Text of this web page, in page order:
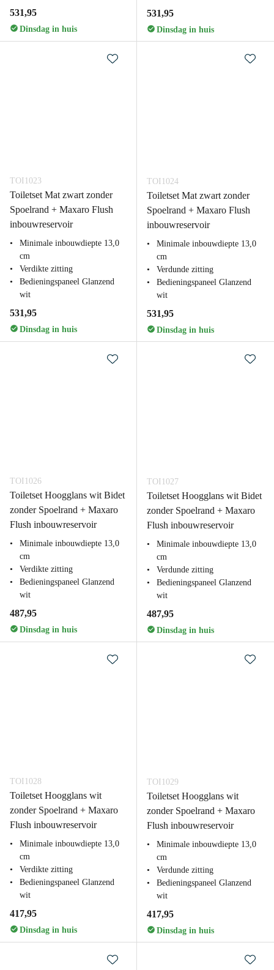
531,95
Dinsdag in huis
531,95
Dinsdag in huis
TOI1023
Toiletset Mat zwart zonder
Spoelrand + Maxaro Flush
inbouwreservoir
Minimale inbouwdiepte 13,0
cm
Verdikte zitting
Bedieningspaneel Glanzend
wit
531,95
Dinsdag in huis
TOI1024
Toiletset Mat zwart zonder
Spoelrand + Maxaro Flush
inbouwreservoir
Minimale inbouwdiepte 13,0
cm
Verdunde zitting
Bedieningspaneel Glanzend
wit
531,95
Dinsdag in huis
TOI1026
Toiletset Hoogglans wit Bidet
zonder Spoelrand + Maxaro
Flush inbouwreservoir
Minimale inbouwdiepte 13,0
cm
Verdikte zitting
Bedieningspaneel Glanzend
wit
487,95
Dinsdag in huis
TOI1027
Toiletset Hoogglans wit Bidet
zonder Spoelrand + Maxaro
Flush inbouwreservoir
Minimale inbouwdiepte 13,0
cm
Verdunde zitting
Bedieningspaneel Glanzend
wit
487,95
Dinsdag in huis
TOI1028
Toiletset Hoogglans wit
zonder Spoelrand + Maxaro
Flush inbouwreservoir
Minimale inbouwdiepte 13,0
cm
Verdikte zitting
Bedieningspaneel Glanzend
wit
417,95
Dinsdag in huis
TOI1029
Toiletset Hoogglans wit
zonder Spoelrand + Maxaro
Flush inbouwreservoir
Minimale inbouwdiepte 13,0
cm
Verdunde zitting
Bedieningspaneel Glanzend
wit
417,95
Dinsdag in huis